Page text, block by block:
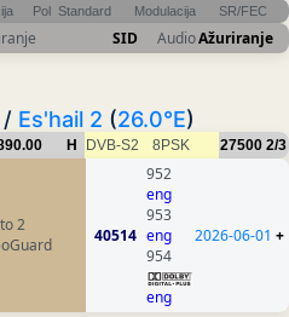
Pol Standard Modulacija SR/FEC
SID AudioAžuriranje
Es'hail 2 (26.0°E)
H DVB-S2 8PSK 27500 2/3
2
40514
952
eng
953
eng
954
eng
2026-06-01 +